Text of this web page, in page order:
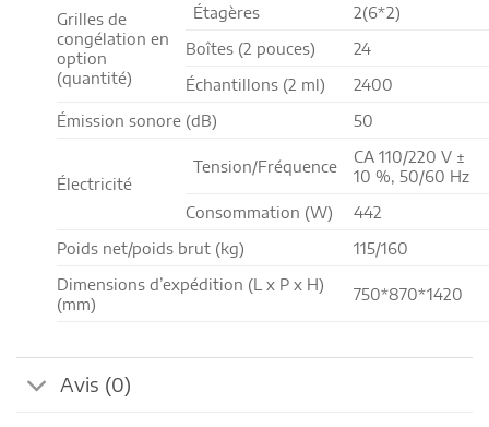
Grilles de
congélation en
option
(quantité)
Étagères
2(6*2)
Boîtes (2 pouces)
24
Échantillons (2 ml)
2400
Émission sonore (dB)
50
Électricité
Tension/Fréquence
CA 110/220 V ±
10 %, 50/60 Hz
Consommation (W)
442
Poids net/poids brut (kg)
115/160
Dimensions d’expédition (L x P x H)
(mm)
750*870*1420
Avis (0)